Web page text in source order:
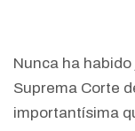
Nunca ha
Suprema Corte
importantísima